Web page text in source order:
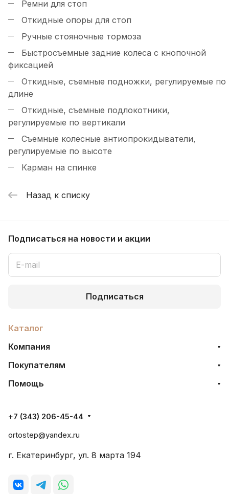
Ремни для стоп
Откидные опоры для стоп
Ручные стояночные тормоза
Быстросъемные задние колеса с кнопочной
фиксацией
Откидные, съемные подножки, регулируемые по
длине
Откидные, съемные подлокотники,
регулируемые по вертикали
Съемные колесные антиопрокидыватели,
регулируемые по высоте
Карман на спинке
Назад к списку
Подписаться на новости и акции
Подписаться
Каталог
Компания
Покупателям
Помощь
+7 (343) 206-45-44
ortostep@yandex.ru
г. Екатеринбург, ул. 8 марта 194